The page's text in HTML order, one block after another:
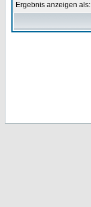
Ergebnis anzeigen als: